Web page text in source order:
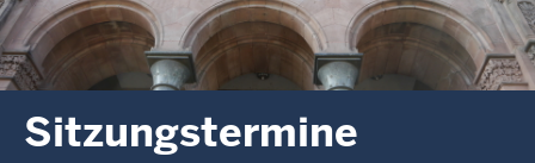
Sitzungstermine